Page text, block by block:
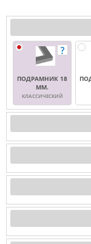
ПОДРАМНИК 18
ММ.
КЛАССИЧЕСКИЙ